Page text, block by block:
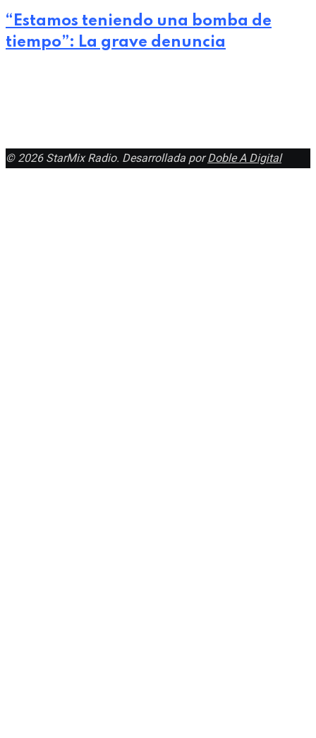
“Estamos teniendo una bomba de
tiempo”: La grave denuncia
© 2026 StarMix Radio. Desarrollada porDoble A Digital